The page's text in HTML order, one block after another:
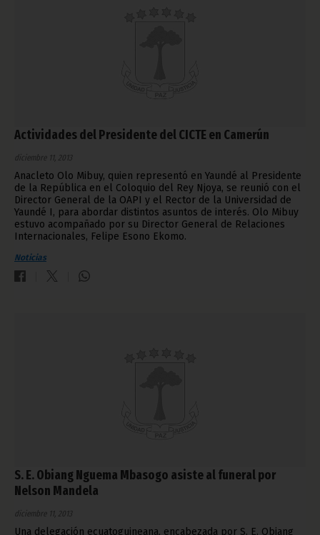
Actividades del Presidente del CICTE en Camerún
diciembre 11, 2013
Anacleto Olo Mibuy, quien representó en Yaundé al Presidente
de la República en el Coloquio del Rey Njoya, se reunió con el
Director General de la OAPI y el Rector de la Universidad de
Yaundé I, para abordar distintos asuntos de interés. Olo Mibuy
estuvo acompañado por su Director General de Relaciones
Internacionales, Felipe Esono Ekomo.
Noticias
S. E. Obiang Nguema Mbasogo asiste al funeral por
Nelson Mandela
diciembre 11, 2013
Una delegación ecuatoguineana, encabezada por S. E. Obiang